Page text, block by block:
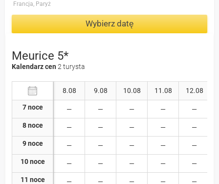
Francja, Paryż
Wybierz datę
Meurice 5*
Kalendarz cen 2 turysta
7 noce
8 noce
9 noce
10 noce
11 noce
8.08 9.08 10.08 11.08 12.08